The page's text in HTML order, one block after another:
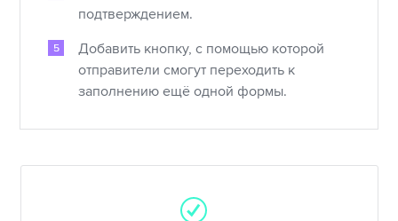
подтверждением.
Добавить кнопку, с помощью которой
отправители смогут переходить к
заполнению ещё одной формы.